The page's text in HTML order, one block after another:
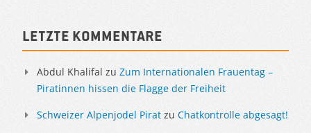
Letzte Kommentare
Abdul Khalifal zu Zum Internationalen Frauentag –
Piratinnen hissen die Flagge der Freiheit
Schweizer Alpenjodel Pirat zu Chatkontrolle abgesagt!